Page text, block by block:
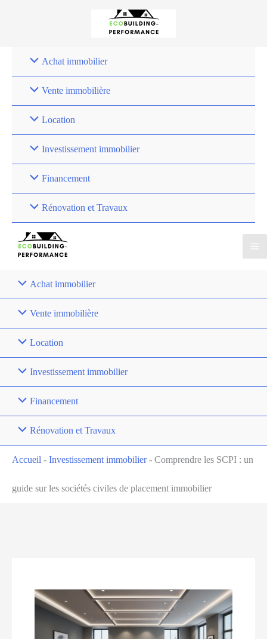
Achat immobilier
Vente immobilière
Location
Investissement immobilier
Financement
Rénovation et Travaux
Achat immobilier
Vente immobilière
Location
Investissement immobilier
Financement
Rénovation et Travaux
Accueil - Investissement immobilier- Comprendre les SCPI : un
guide sur les sociétés civiles de placement immobilier